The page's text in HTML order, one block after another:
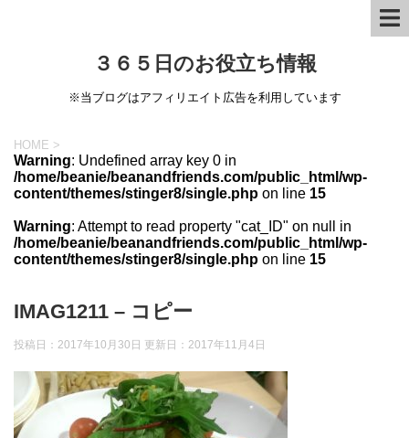
３６５日のお役立ち情報
※当ブログはアフィリエイト広告を利用しています
HOME >
Warning: Undefined array key 0 in
/home/beanie/beanandfriends.com/public_html/wp-
content/themes/stinger8/single.php on line 15
Warning: Attempt to read property "cat_ID" on null in
/home/beanie/beanandfriends.com/public_html/wp-
content/themes/stinger8/single.php on line 15
IMAG1211 – コピー
投稿日：2017年10月30日 更新日： 2017年11月4日